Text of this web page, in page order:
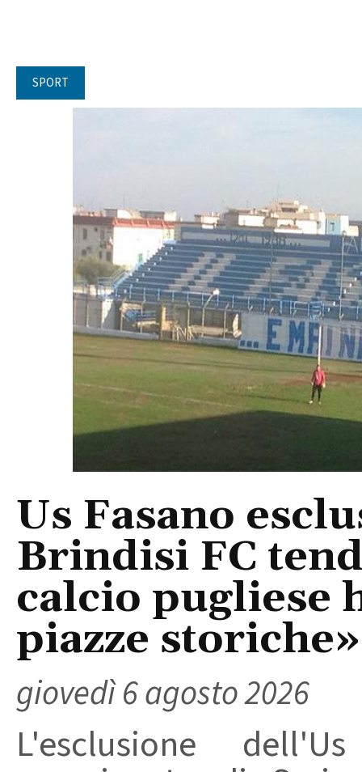
SPORT
Us Fasano
Brindisi FC
calcio pugliese
piazze storiche»
giovedì 6 agosto 2026
L'esclusione